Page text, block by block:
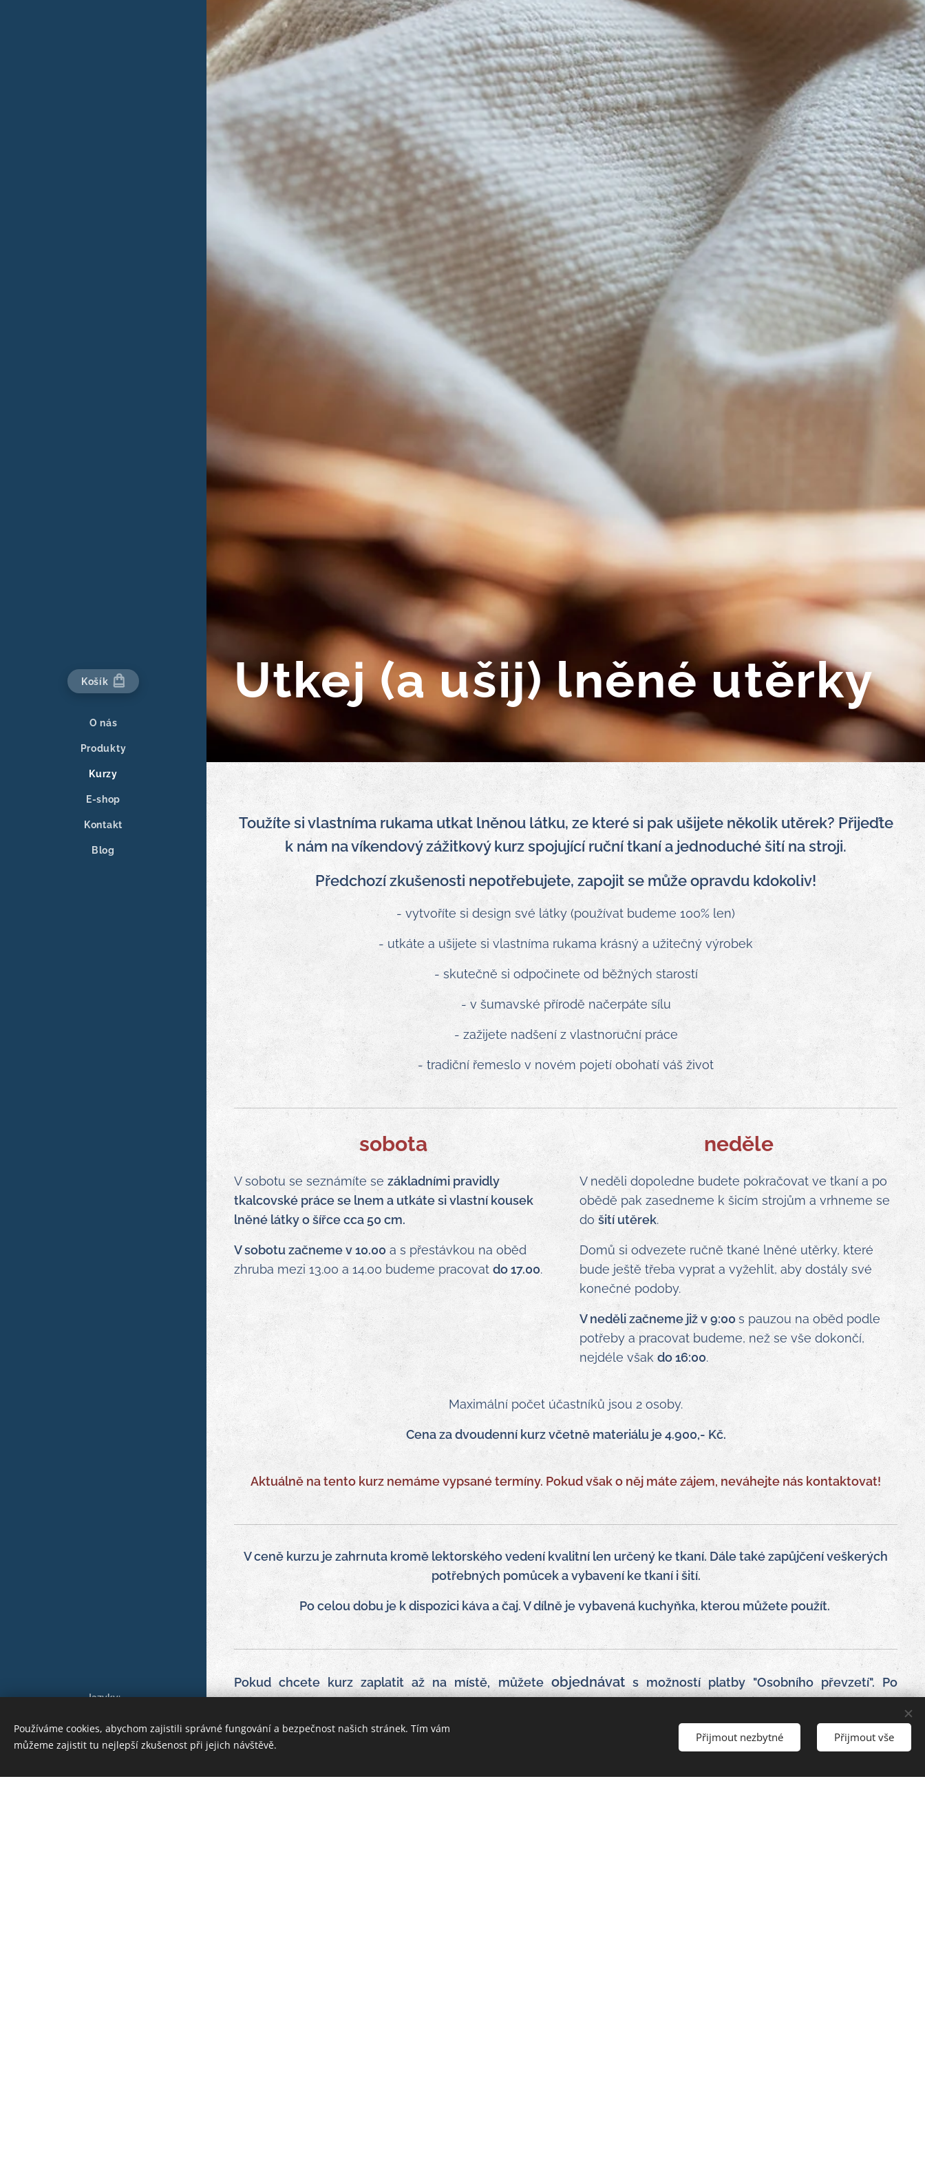
Košík
O nás
Produkty
Kurzy
E-shop
Kontakt
Blog
Utkej (a ušij) lněné utěrky
Toužíte si vlastníma rukama utkat lněnou látku, ze které si pak ušijete několik utěrek? Přijeďte
k nám na víkendový zážitkový kurz spojující ruční tkaní a jednoduché šití na stroji.
Předchozí zkušenosti nepotřebujete, zapojit se může opravdu kdokoliv!
- vytvoříte si design své látky (používat budeme 100% len)
- utkáte a ušijete si vlastníma rukama krásný a užitečný výrobek
- skutečně si odpočinete od běžných starostí
- v šumavské přírodě načerpáte sílu
- zažijete nadšení z vlastnoruční práce
- tradiční řemeslo v novém pojetí obohatí váš život
sobota
V sobotu se seznámíte se základními pravidly
tkalcovské práce se lnem a utkáte si vlastní kousek
lněné látky o šířce cca 50 cm.
Vsobotu začneme v10.00 a s přestávkou na oběd
zhruba mezi 13.00 a 14.00 budeme pracovat do 17.00.
neděle
V neděli dopoledne budete pokračovat ve tkaní a po
obědě pak zasedneme k šicím strojům a vrhneme se
do šití utěrek.
Domů si odvezete ručně tkané lněné utěrky, které
bude ještě třeba vyprat a vyžehlit, aby dostály své
konečné podoby.
V neděli začneme již v 9:00 s pauzou na oběd podle
potřeby a pracovat budeme, než se vše dokončí,
nejdéle všakdo 16:00.
Maximální počet účastníků jsou 2 osoby.
Cena za dvoudenní kurz včetně materiálu je 4.900,- Kč.
Aktuálně na tento kurz nemáme vypsané termíny. Pokud však o něj máte zájem, neváhejte nás kontaktovat!
V ceně kurzu je zahrnuta kromě lektorského vedení kvalitní len určený ke tkaní. Dále také zapůjčení veškerých
potřebných pomůcek a vybavení ke tkaní i šití.
Po celou dobu je k dispozici káva a čaj. V dílně je vybavená kuchyňka, kterou můžete použít.
Pokud chcete kurz zaplatit až na místě, můžete objednávats možností platby "Osobního převzetí". Po
objednávce Vám bude zaslána zálohová faktura (na 1000,-Kč), kterou je nutné uhradit dopředu. Zbytek poté
doplatíte na místě. Děkujeme za pochopení.
STORNO PODMÍNKY:
Rezervaci můžete změnit 14 dní před rezervovaným termínem. V případě zrušení rezervace
Woolkanik 2025
Jazyky
Používáme cookies, abychom zajistili správné fungování a bezpečnost našich stránek. Tím vám
můžeme zajistit tu nejlepší zkušenost při jejich návštěvě.
Přijmout nezbytné Přijmout vše